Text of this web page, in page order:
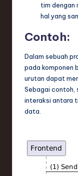
tim dengan
hal yang
Contoh:
Dalam sebuah
pada komponen
urutan dapat
Sebagai contoh,
interaksi antara
data.